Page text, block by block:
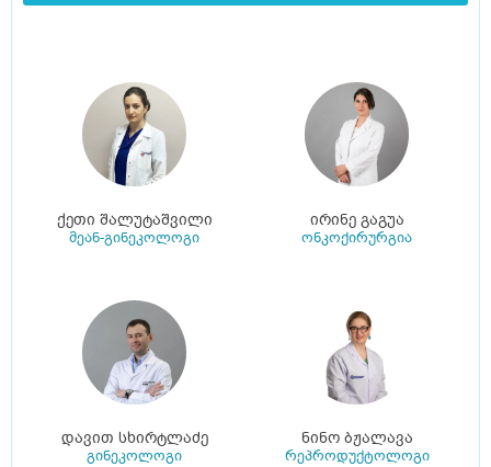
ქეთი შალუტაშვილი
მეან-გინეკოლოგი
ირინე გაგუა
ონკოქირურგია
დავით სხირტლაძე
გინეკოლოგი
ნინო ბჟალავა
რეპროდუქტოლოგი